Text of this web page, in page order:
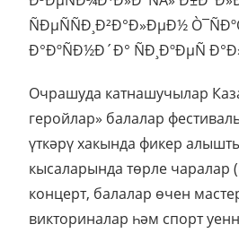
Очрашуда катнашучылар
геройлар» балалар
үткәрү хакында фикер
кысаларында төрле чаралар
концерт, балалар өчен
викториналар һәм спорт